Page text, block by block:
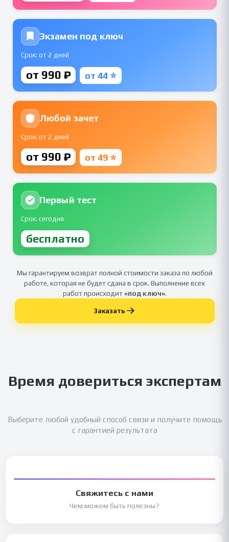
Экзамен под ключ
Срок: от 2 дней
от 990 ₽ от 44 ⭐
Любой зачет
Срок: от 2 дней
от 990 ₽ от 49 ⭐
Первый тест
Срок: сегодня
бесплатно
Мы гарантируем возврат полной стоимости заказа по любой
работе, которая не будет сдана в срок. Выполнение всех
работ происходит«под ключ».
Заказать
Время довериться экспертам
Выберите любой удобный способ связи и получите помощь
с гарантией результата
Свяжитесь с нами
Чем можем быть полезны?